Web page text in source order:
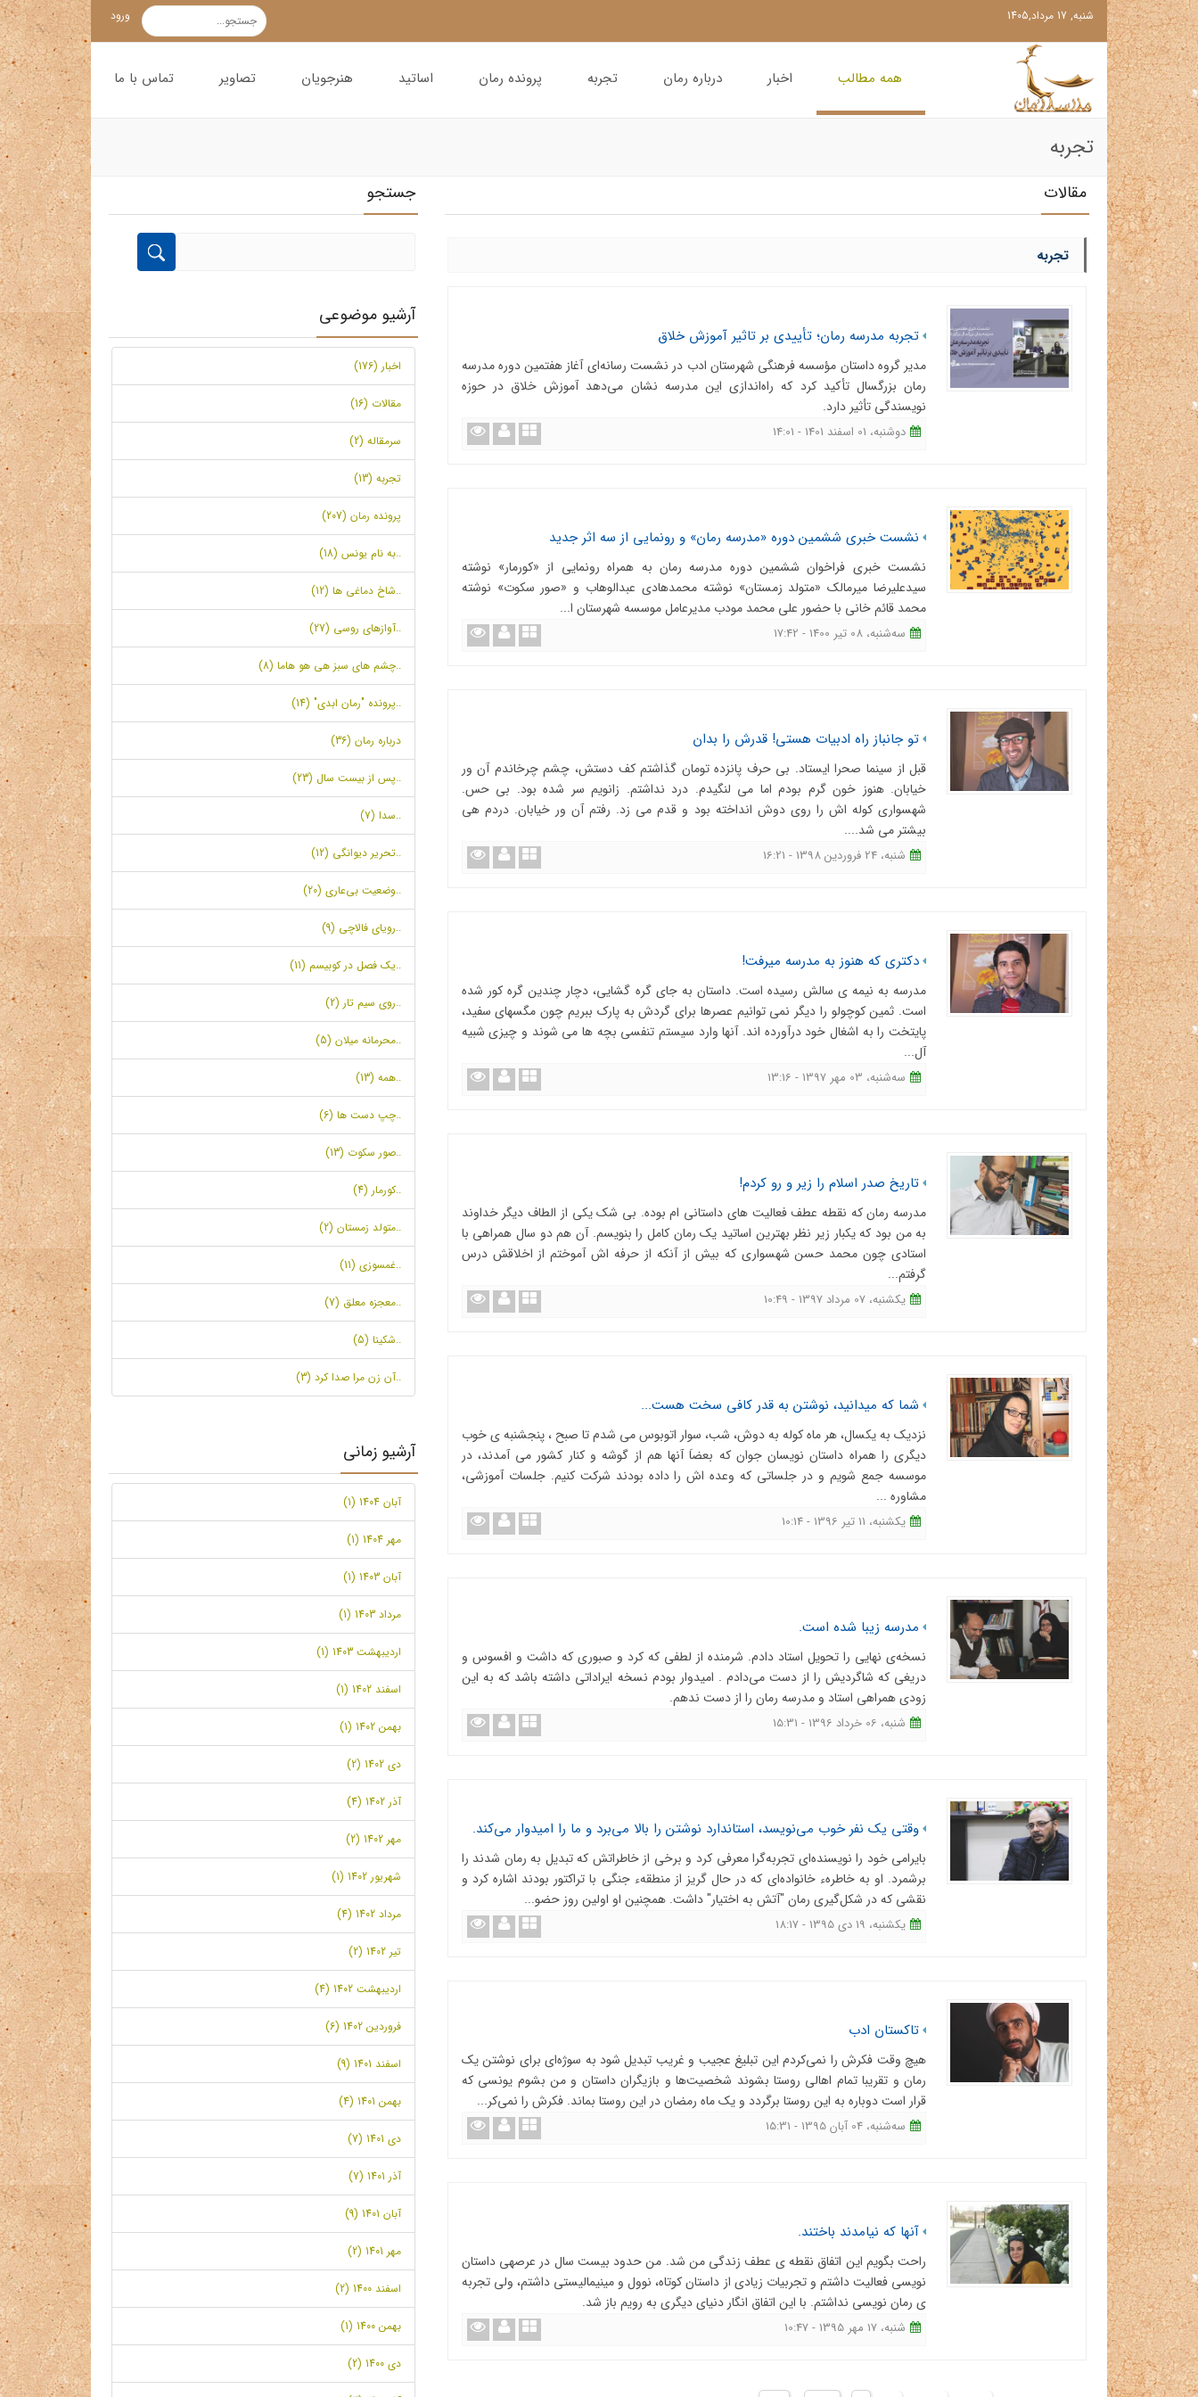
شنبه, 17 مرداد,1405 ورود
همه مطالب اخبار درباره رمان تجربه پرونده رمان اساتید هنرجویان تصاویر تماس با ما
تجربه
مقالات
تجربه
تجربه مدرسه رمان؛ تأییدی بر تاثیر آموزش خلاق
مدیر گروه داستان مؤسسه فرهنگی شهرستان ادب در نشست رسانه‌ای آغاز هفتمین دوره مدرسه
رمان بزرگسال تأکید کرد که راه‌اندازی این مدرسه نشان می‌دهد آموزش خلاق در حوزه
نویسندگی تأثیر دارد.
دوشنبه، 01 اسفند 1401 - 14:01
نشست خبری ششمین دوره «مدرسه رمان» و رونمایی از سه اثر جدید
نشست خبری فراخوان ششمین دوره مدرسه رمان به همراه رونمایی از «کورمار» نوشته
سیدعلیرضا میرمالک «متولد زمستان» نوشته محمد‌هادی عبدالوهاب و «صور سکوت» نوشته
محمد قائم خانی با حضور علی محمد مودب مدیرعامل موسسه شهرستان ا...
ﺳﻪشنبه، 08 تیر 1400 - 17:42
تو جانباز راه ادبیات هستی! قدرش را بدان
قبل از سینما صحرا ایستاد. بی حرف پانزده تومان گذاشتم کف دستش، چشم چرخاندم آن ور
خیابان. هنوز خون گرم بودم اما می لنگیدم. درد نداشتم. زانویم سر شده بود. بی حس.
شهسواری کوله اش را روی دوش انداخته بود و قدم می زد. رفتم آن ور خیابان. دردم هی
بیشتر می شد....
شنبه، 24 فروردین 1398 - 16:21
دکتری که هنوز به مدرسه می­رفت!
مدرسه به نیمه ی سالش رسیده است. داستان به جای گره گشایی، دچار چندین گره کور شده
است. ثمین کوچولو را دیگر نمی توانیم عصرها برای گردش به پارک ببریم چون مگسهای سفید،
پایتخت را به اشغال خود درآورده اند. آنها وارد سیستم تنفسی بچه ها می شوند و چیزی شبیه
آل...
ﺳﻪشنبه، 03 مهر 1397 - 13:16
تاریخ صدر اسلام را زیر و رو کردم!
مدرسه رمان که نقطه عطف فعالیت های داستانی ام بوده. بی شک یکی از الطاف دیگر خداوند
به من بود که یکبار زیر نظر بهترین اساتید یک رمان کامل را بنویسم. آن هم دو سال همراهی با
استادی چون محمد حسن شهسواری که بیش از آنکه از حرفه اش آموختم از اخلاقش درس
گرفتم...
یکشنبه، 07 مرداد 1397 - 10:49
شما که میدانید، نوشتن به قدر کافی سخت هست...
نزدیک به یکسال، هر ماه کوله به دوش، شب، سوار اتوبوس می شدم تا صبح ، پنجشنبه ی خوب
دیگری را همراه داستان نویسان جوان که بعضاَ آنها هم از گوشه و کنار کشور می آمدند، در
موسسه جمع شویم و در جلساتی که وعده اش را داده بودند شرکت کنیم. جلسات آموزشی،
مشاوره ...
یکشنبه، 11 تیر 1396 - 10:14
مدرسه زیبا شده است.
نسخه‌ی نهایی را تحویل استاد دادم. شرمنده از لطفی که کرد و صبوری که داشت و افسوس و
دریغی که شاگردیش را از دست می‌دادم . امیدوار بودم نسخه ایراداتی داشته باشد که به این
زودی همراهی استاد و مدرسه رمان را از دست ندهم.
شنبه، 06 خرداد 1396 - 15:31
وقتی یک نفر خوب می‌نویسد، استاندارد نوشتن را بالا می‌برد و ما را امیدوار می‌کند.
بایرامی خود را نویسنده‌ای تجربه‌گرا معرفی کرد و برخی از خاطراتش که تبدیل به رمان شدند را
برشمرد. او به خاطرهء خانواده‌ای که در حال گریز از منطقهء جنگی با تراکتور بودند اشاره کرد و
نقشی که در شکل‌گیری رمان "آتش به اختیار" داشت. همچنین او اولین روز حضو...
یکشنبه، 19 دی 1395 - 18:17
تاکستان ادب
هیچ وقت فکرش را نمی‌کردم این تبلیغ عجیب و غریب تبدیل شود به سوژه‌ای برای نوشتن یک
رمان و تقریبا تمام اهالی روستا بشوند شخصیت‌ها و بازیگران داستان و من بشوم یونسی که
قرار است دوباره به این روستا برگردد و یک ماه رمضان در این روستا بماند. فکرش را نمی‌کر...
ﺳﻪشنبه، 04 آبان 1395 - 15:31
آنها که نیامدند باختند.
راحت بگویم این اتفاق نقطه ی عطف زندگی من شد. من حدود بیست سال در عرصه‏ی داستان
نویسی فعالیت داشتم و تجربیات زیادی از داستان کوتاه، نوول و مینی‏مالیستی داشتم، ولی تجربه
ی رمان نویسی نداشتم. با این اتفاق انگار دنیای دیگری به رویم باز شد.
شنبه، 17 مهر 1395 - 10:47
جستجو
آرشیو موضوعی
اخبار (176)
مقالات (16)
سرمقاله (2)
تجربه (13)
پرونده رمان (207)
..به نام یونس (18)
..شاخ دماغی ها (12)
..آوازهای روسی (27)
..چشم های سبز هی هو هاما (8)
..پرونده "رمان ابدی" (14)
درباره رمان (36)
..پس از بیست سال (23)
..سدا (7)
..تحریر دیوانگی (12)
..وضعیت بی‌عاری (20)
..رویای فالاچی (9)
..یک فصل در کوبیسم (11)
..روی سیم تار (2)
..محرمانه میلان (5)
..همه (13)
..چپ دست ها (6)
..صور سکوت (13)
..کورمار (4)
..متولد زمستان (2)
..غمسوزی (11)
..معجزه معلق (7)
..شکینا (5)
..آن زن مرا صدا کرد (3)
آرشیو زمانی
آبان 1404 (1)
مهر 1404 (1)
آبان 1403 (1)
مرداد 1403 (1)
اردیبهشت 1403 (1)
اسفند 1402 (1)
بهمن 1402 (1)
دی 1402 (2)
آذر 1402 (4)
مهر 1402 (2)
شهریور 1402 (1)
مرداد 1402 (4)
تیر 1402 (2)
اردیبهشت 1402 (4)
فروردین 1402 (6)
اسفند 1401 (9)
بهمن 1401 (4)
دی 1401 (7)
آذر 1401 (7)
آبان 1401 (9)
مهر 1401 (2)
اسفند 1400 (2)
بهمن 1400 (1)
دی 1400 (2)